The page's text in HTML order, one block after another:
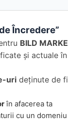
Încredere”
BILD
și actuale
urideținute de
în afacerea ta
cu un